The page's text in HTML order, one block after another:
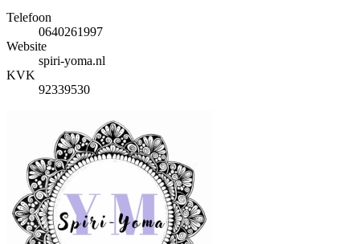
Telefoon
0640261997
Website
spiri-yoma.nl
KVK
92339530